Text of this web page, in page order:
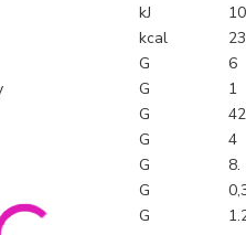
kJ
kcal
G
6
G
1
G
42
G
4
G
8.
G
G